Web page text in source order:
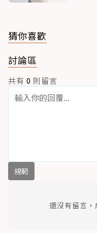
猜你喜歡
討論區
共有 0 則留言
規範
還沒有留言，